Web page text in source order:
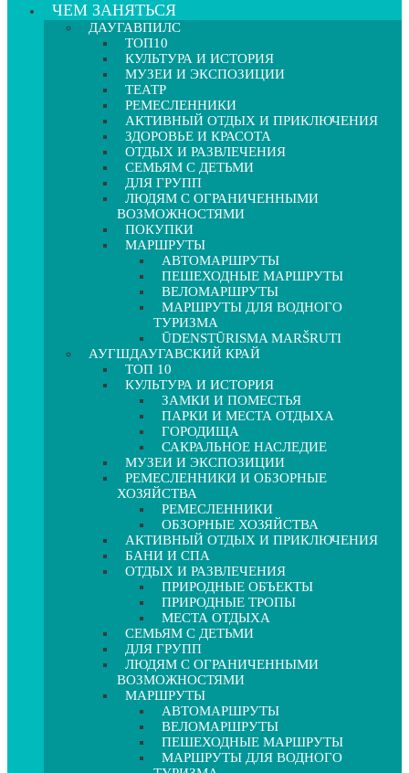
ЧЕМ ЗАНЯТЬСЯ
ДАУГАВПИЛС
ТОП10
КУЛЬТУРА И ИСТОРИЯ
МУЗЕИ И ЭКСПОЗИЦИИ
ТЕАТР
РЕМЕСЛЕННИКИ
АКТИВНЫЙ ОТДЫХ И ПРИКЛЮЧЕНИЯ
ЗДОРОВЬЕ И КРАСОТА
ОТДЫХ И РАЗВЛЕЧЕНИЯ
СЕМЬЯМ С ДЕТЬМИ
ДЛЯ ГРУПП
ЛЮДЯМ С ОГРАНИЧЕННЫМИ
ВОЗМОЖНОСТЯМИ
ПОКУПКИ
МАРШРУТЫ
АВТОМАРШРУТЫ
ПЕШЕХОДНЫЕ МАРШРУТЫ
ВЕЛОМАРШРУТЫ
МАРШРУТЫ ДЛЯ ВОДНОГО
ТУРИЗМА
ŪDENSTŪRISMA MARŠRUTI
АУГШДАУГАВСКИЙ КРАЙ
ТОП 10
КУЛЬТУРА И ИСТОРИЯ
ЗАМКИ И ПОМЕСТЬЯ
ПАРКИ И МЕСТА ОТДЫХА
ГОРОДИЩА
САКРАЛЬНОЕ НАСЛЕДИЕ
МУЗЕИ И ЭКСПОЗИЦИИ
РЕМЕСЛЕННИКИ И ОБЗОРНЫЕ
ХОЗЯЙСТВА
РЕМЕСЛЕННИКИ
ОБЗОРНЫЕ ХОЗЯЙСТВА
АКТИВНЫЙ ОТДЫХ И ПРИКЛЮЧЕНИЯ
БАНИ И СПА
ОТДЫХ И РАЗВЛЕЧЕНИЯ
ПРИРОДНЫЕ ОБЪЕКТЫ
ПРИРОДНЫЕ ТРОПЫ
МЕСТА ОТДЫХА
СЕМЬЯМ С ДЕТЬМИ
ДЛЯ ГРУПП
ЛЮДЯМ С ОГРАНИЧЕННЫМИ
ВОЗМОЖНОСТЯМИ
МАРШРУТЫ
АВТОМАРШРУТЫ
ВЕЛОМАРШРУТЫ
ПЕШЕХОДНЫЕ МАРШРУТЫ
МАРШРУТЫ ДЛЯ ВОДНОГО